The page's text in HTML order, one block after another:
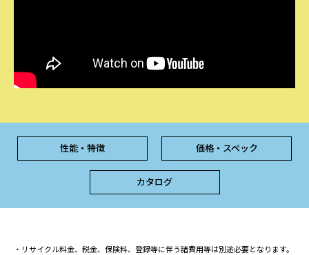
性能・特徴 価格・スペック
カタログ
リサイクル料金、税金、保険料、登録等に伴う諸費用等は別途必要となります。